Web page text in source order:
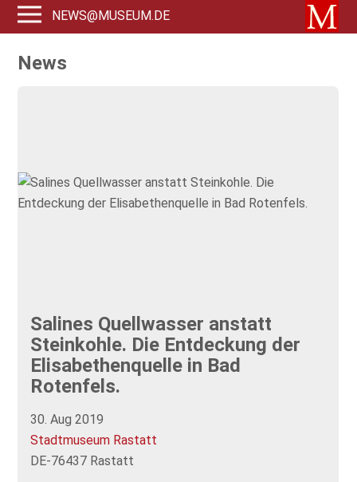
NEWS@MUSEUM.DE
News
Salines Quellwasser anstatt
Steinkohle. Die Entdeckung der
Elisabethenquelle in Bad
Rotenfels.
30. Aug 2019
Stadtmuseum Rastatt
DE-76437 Rastatt